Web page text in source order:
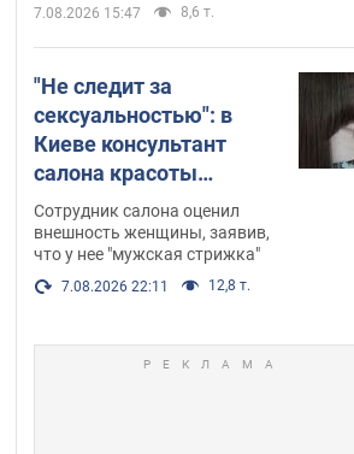
7.08.2026 15:47 8,6 т.
"Не следит за
сексуальностью": в
Киеве консультант
салона красоты
оскорбил женщину
после химиотерапии,
разгорелся скандал.
Фото
Сотрудник салона оценил
внешность женщины, заявив,
что у нее "мужская стрижка"
7.08.2026 22:11 12,8 т.